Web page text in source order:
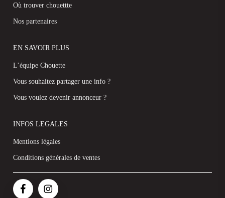
Où trouver chouettte
Nos partenaires
EN SAVOIR PLUS
L’équipe Chouette
Vous souhaitez partager une info ?
Vous voulez devenir annonceur ?
INFOS LEGALES
Mentions légales
Conditions générales de ventes